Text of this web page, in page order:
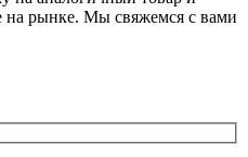
на рынке. Мы свяжемся с вами